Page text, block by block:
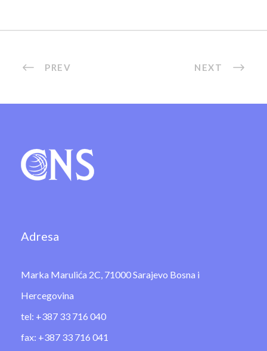
PREV NEXT
Adresa
Marka Marulića 2C, 71000 Sarajevo Bosna i
Hercegovina
tel: +387 33 716 040
fax: +387 33 716 041